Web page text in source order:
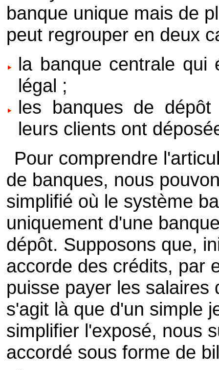
banque unique mais de
peut regrouper en deux
la banque centrale qui
légal ;
les banques de
leurs clients ont
Pour comprendre
de banques, nous
simplifié où le système
uniquement d'une
dépôt. Supposons que,
accorde des crédits, par
puisse payer les
s'agit là que d'un simple
simplifier l'exposé, nous
accordé sous forme de